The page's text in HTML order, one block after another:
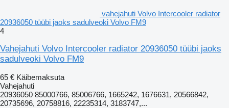
vahejahuti Volvo Intercooler radiator
20936050 tüübi jaoks sadulveoki Volvo FM9
4
Vahejahuti Volvo Intercooler radiator 20936050 tüübi jaoks
sadulveoki Volvo FM9
65 € Käibemaksuta
Vahejahuti
20936050 85000766, 85006766, 1665242, 1676631, 20566842,
20735696, 20758816, 22235314, 3183747,...